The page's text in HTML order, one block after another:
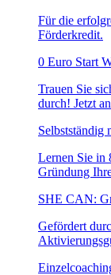
Für die
Förderkredit.
0 Euro Start
Trauen Sie
durch! Jetzt
Selbstständig
Lernen Sie in
Gründung
SHE CAN:
Gefördert